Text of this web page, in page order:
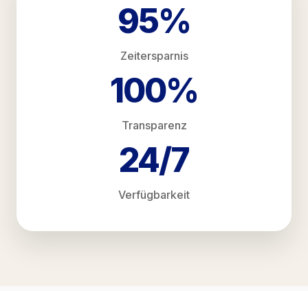
95%
Zeitersparnis
100%
Transparenz
24/7
Verfügbarkeit